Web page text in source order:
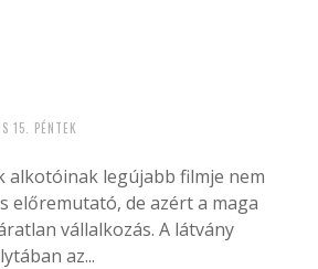
15. PÉNTEK
alkotóinak legújabb filmje nem
előremutató, de azért a maga
vállalkozás. A látvány
az...